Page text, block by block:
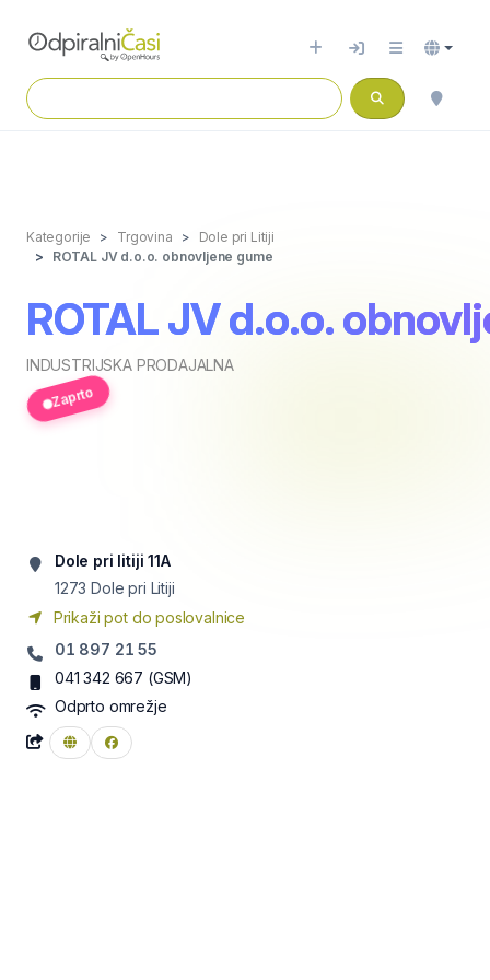
Kategorije Trgovina
Dole pri Litiji
ROTAL JV d.o.o. obnovljene gume
ROTAL JV d.o.o.
INDUSTRIJSKA PRODAJALNA
Zaprto
Dole pri litiji 11A
1273 Dole pri Litiji
Prikaži pot do poslovalnice
01 897 21 55
041 342 667 (GSM)
Odprto omrežje